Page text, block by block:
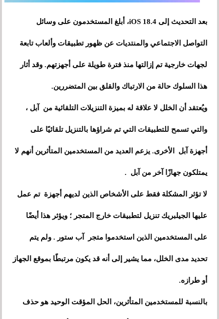
بعد التحديث إلى iOS 18.4، أبلغ المستخدمون على وسائل
التواصل الاجتماعي والمنتديات عن ظهور تطبيقات وألعاب تابعة
لجهات خارجية تم إزالتها منذ فترة طويلة على أجهزتهم. وقد أثار
هذا السلوك حالة من الارتباك والقلق بين المتضررين.
ويُعتقد أن الخلل لا علاقة له بميزة التنزيلات التلقائية من آبل ،
والتي تسمح للتطبيقات التي تم شراؤها بالتنزيل تلقائيًا على
أجهزة آبل الأخرى. يزعم العديد من المستخدمين المتأثرين أنهم لا
يمتلكون جهازًا آخر من آبل .
لا تؤثر المشكلة فقط على الأشخاص الذين لديهم أجهزة تم عمل
عليها الجيلبريك تنزيل لتطبيقات خارج المتجر ؛ ويؤثر هذا أيضًا
على المستخدمين الذين استخدموا متجر آب ستور . ولم يتم
تحديد مدى الخلل، مما يشير إلى أنه قد يكون مرتبطًا بموقع الجهاز
أو طرازه.
بالنسبة للمستخدمين المتأثرين، الحل المؤقت الوحيد هو حذف